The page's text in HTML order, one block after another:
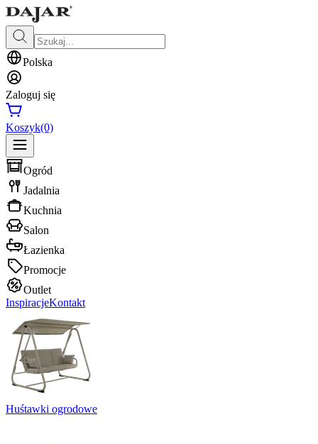
Polska
Zaloguj się
Koszyk(0)
Ogród
Jadalnia
Kuchnia
Salon
Łazienka
Promocje
Outlet
InspiracjeKontakt
Huśtawki ogrodowe